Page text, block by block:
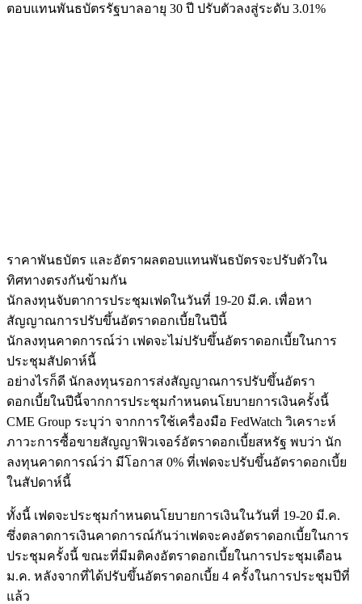
ตอบแทนพันธบัตรรัฐบาลอายุ 30 ปี ปรับตัวลงสู่ระดับ 3.01%
ราคาพันธบัตร และอัตราผลตอบแทนพันธบัตรจะปรับตัวใน
ทิศทางตรงกันข้ามกัน
นักลงทุนจับตาการประชุมเฟดในวันที่ 19-20 มี.ค. เพื่อหา
สัญญาณการปรับขึ้นอัตราดอกเบี้ยในปีนี้
นักลงทุนคาดการณ์ว่า เฟดจะไม่ปรับขึ้นอัตราดอกเบี้ยในการ
ประชุมสัปดาห์นี้
อย่างไรก็ดี นักลงทุนรอการส่งสัญญาณการปรับขึ้นอัตรา
ดอกเบี้ยในปีนี้จากการประชุมกำหนดนโยบายการเงินครั้งนี้
CME Group ระบุว่า จากการใช้เครื่องมือ FedWatch วิเคราะห์
ภาวะการซื้อขายสัญญาฟิวเจอร์อัตราดอกเบี้ยสหรัฐ พบว่า นัก
ลงทุนคาดการณ์ว่า มีโอกาส 0% ที่เฟดจะปรับขึ้นอัตราดอกเบี้ย
ในสัปดาห์นี้
ทั้งนี้ เฟดจะประชุมกำหนดนโยบายการเงินในวันที่ 19-20 มี.ค.
ซึ่งตลาดการเงินคาดการณ์กันว่าเฟดจะคงอัตราดอกเบี้ยในการ
ประชุมครั้งนี้ ขณะที่มีมติคงอัตราดอกเบี้ยในการประชุมเดือน
ม.ค. หลังจากที่ได้ปรับขึ้นอัตราดอกเบี้ย 4 ครั้งในการประชุมปีที่
แล้ว